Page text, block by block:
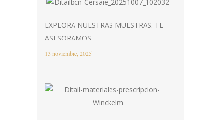
EXPLORA NUESTRAS MUESTRAS. TE
ASESORAMOS.
13 noviembre, 2025